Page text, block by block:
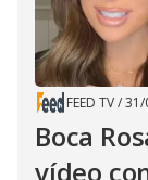
FEED TV/31/
Boca
vídeo